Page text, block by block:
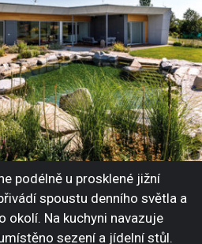
podélně u prosklené jižní
spoustu denního světla a
okolí. Na kuchyni navazuje
sezení a jídelní stůl.